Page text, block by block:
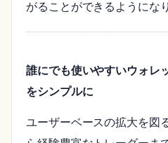
がることができるようにな
誰にでも使いやすいウォレ
をシンプルに
ユーザーベースの拡大を図